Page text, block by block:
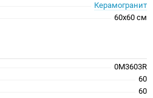
Керамогранит
60x60 см
0M3603R
60
60